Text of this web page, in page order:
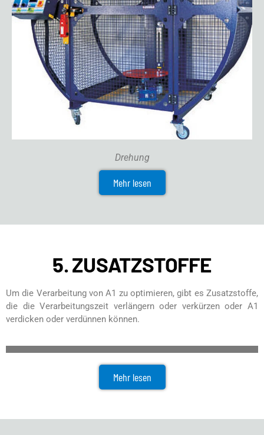
Drehung
Mehr lesen
5. ZUSATZSTOFFE
Um die Verarbeitung von A1 zu optimieren, gibt es Zusatzstoffe,
die die Verarbeitungszeit verlängern oder verkürzen oder A1
verdicken oder verdünnen können.
Mehr lesen